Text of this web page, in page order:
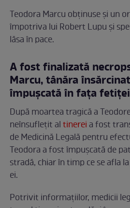
Teodora Marcu obținuse și un
împotriva lui Robert Lupu și
lăsa în pace.
A fost finalizată
Marcu, tânăra
împuşcată în faţa
După moartea tragică a
neînsuflețit altinereia fost
de Medicină Legală pentru
Teodora a fost împușcată de
stradă, chiar în timp ce se afla
ei.
Potrivit informațiilor, medicii